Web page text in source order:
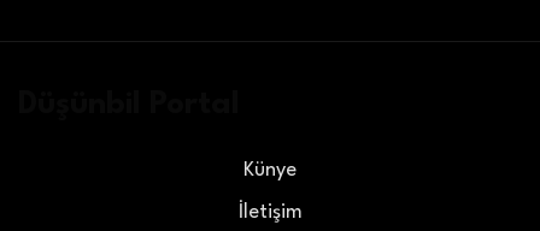
Künye
İletişim